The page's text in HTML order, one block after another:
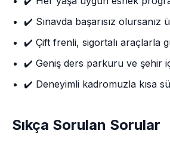
✔️ Sınavda başarısız olursanız
✔️ Çift frenli, sigortalı araçlarla
✔️ Geniş ders parkuru ve şehir
✔️ Deneyimli kadromuzla kısa
Sıkça Sorulan Sorular